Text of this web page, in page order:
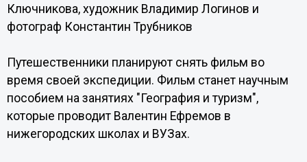
Ключникова, художник Владимир Логинов и
фотограф Константин Трубников
Путешественники планируют снять фильм во
время своей экспедиции. Фильм станет научным
пособием на занятиях "География и туризм",
которые проводит Валентин Ефремов в
нижегородских школах и ВУЗах.